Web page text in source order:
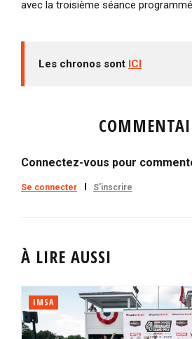
avec la troisième séance
Les chronos sont ICI
Connectez-vous pour
Se connecter S'inscrire
À LIRE AUSSI
IMSA